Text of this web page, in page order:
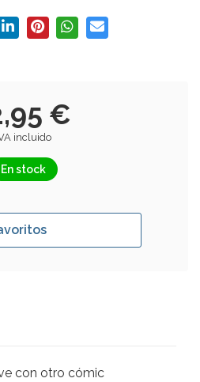
€
incluido
En stock
con otro cómic